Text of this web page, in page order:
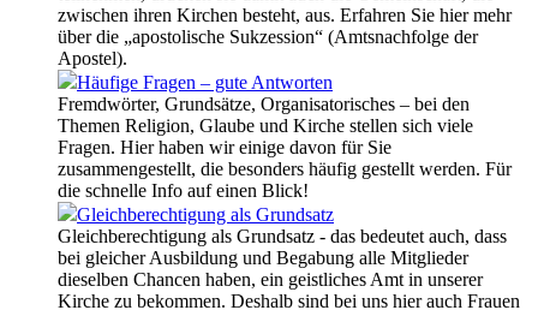
zwischen ihren Kirchen besteht, aus. Erfahren Sie hier mehr
über die „apostolische Sukzession“ (Amtsnachfolge der
Apostel).
Häufige Fragen – gute Antworten
Fremdwörter, Grundsätze, Organisatorisches – bei den
Themen Religion, Glaube und Kirche stellen sich viele
Fragen. Hier haben wir einige davon für Sie
zusammengestellt, die besonders häufig gestellt werden. Für
die schnelle Info auf einen Blick!
Gleichberechtigung als Grundsatz
Gleichberechtigung als Grundsatz - das bedeutet auch, dass
bei gleicher Ausbildung und Begabung alle Mitglieder
dieselben Chancen haben, ein geistliches Amt in unserer
Kirche zu bekommen. Deshalb sind bei uns hier auch Frauen